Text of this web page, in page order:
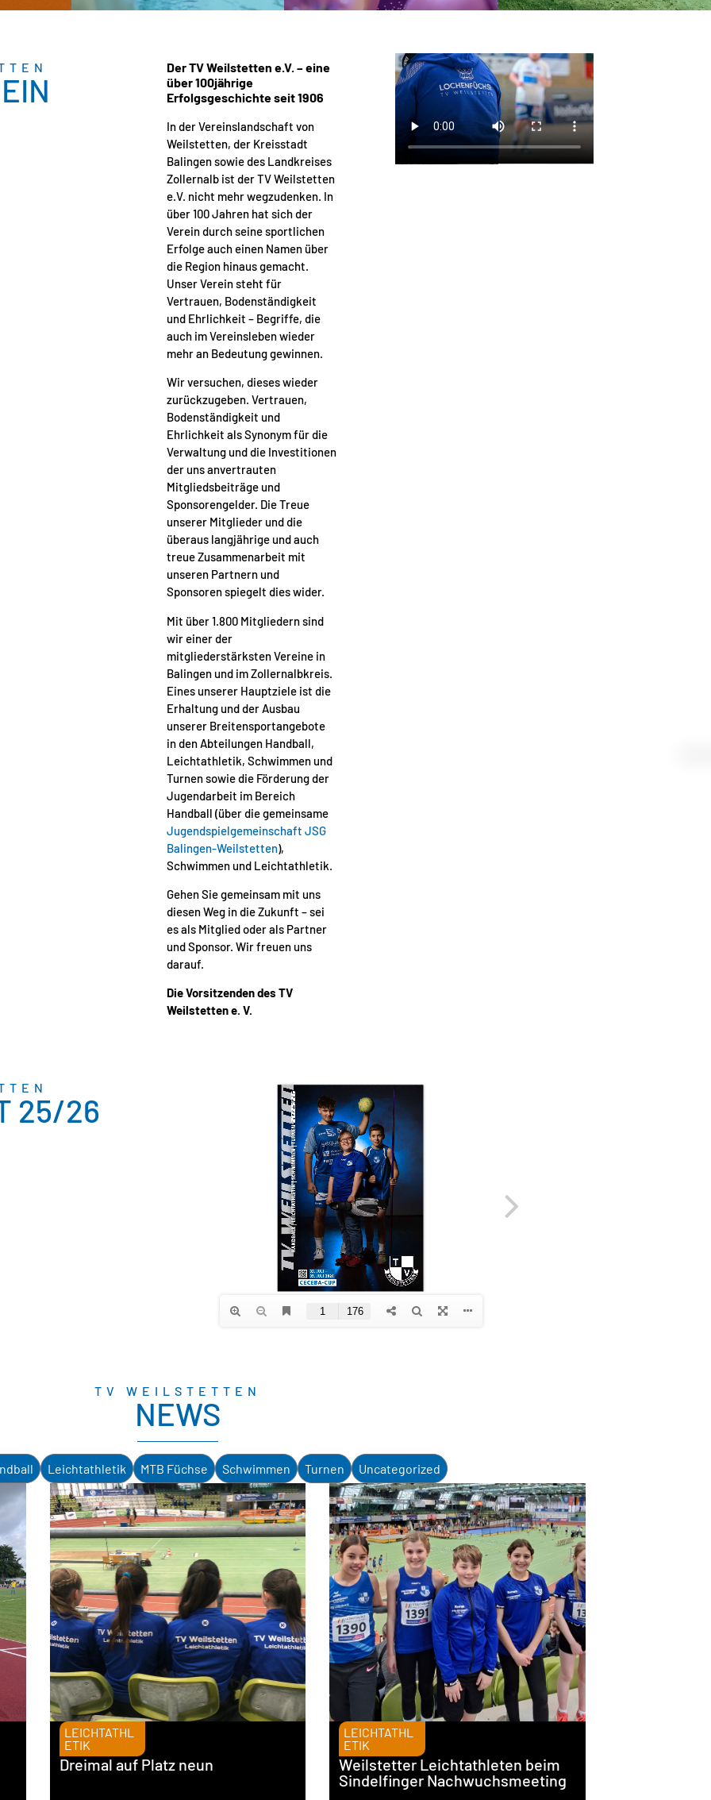
Der TV Weilstetten e.V. – eine
über 100jährige
Erfolgsgeschichte seit 1906
In der Vereinslandschaft von
Weilstetten, der Kreisstadt
Balingen sowie des Landkreises
Zollernalb ist der TV Weilstetten
e.V. nicht mehr wegzudenken. In
über 100 Jahren hat sich der
Verein durch seine sportlichen
Erfolge auch einen Namen über
die Region hinaus gemacht.
Unser Verein steht für
Vertrauen, Bodenständigkeit
und Ehrlichkeit – Begriffe, die
auch im Vereinsleben wieder
mehr an Bedeutung gewinnen.
Wir versuchen, dieses wieder
zurückzugeben. Vertrauen,
Bodenständigkeit und
Ehrlichkeit als Synonym für die
Verwaltung und die Investitionen
der uns anvertrauten
Mitgliedsbeiträge und
Sponsorengelder. Die Treue
unserer Mitglieder und die
überaus langjährige und auch
treue Zusammenarbeit mit
unseren Partnern und
Sponsoren spiegelt dies wider.
Mit über 1.800 Mitgliedern sind
wir einer der
mitgliederstärksten Vereine in
Balingen und im Zollernalbkreis.
Eines unserer Hauptziele ist die
Erhaltung und der Ausbau
unserer Breitensportangebote
in den Abteilungen Handball,
Leichtathletik, Schwimmen und
Turnen sowie die Förderung der
Jugendarbeit im Bereich
Handball (über die gemeinsame
Jugendspielgemeinschaft JSG
Balingen-Weilstetten),
Schwimmen und Leichtathletik.
Gehen Sie gemeinsam mit uns
diesen Weg in die Zukunft – sei
es als Mitglied oder als Partner
und Sponsor. Wir freuen uns
darauf.
Die Vorsitzenden des TV
Weilstetten e. V.
25/26
TV WEILSTETTEN
NEWS
Leichtathletik MTB Füchse Schwimmen Turnen Uncategorized
LEICHTATHL
ETIK
Dreimal auf Platz neun
LEICHTATHL
ETIK
Weilstetter Leichtathleten beim
Sindelfinger Nachwuchsmeeting